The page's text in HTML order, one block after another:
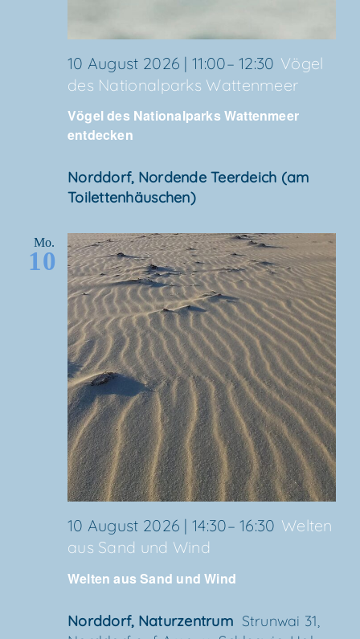
Vögel des Natio­nal­parks Wat­ten­meer
entdecken
10 August 2026 | 11:00–12:30 Vögel
des Natio­nal­parks Wattenmeer
Nord­dorf, Nor­den­de Teer­deich (am
Toilettenhäuschen)
Mo.
10
Wel­ten aus Sand und Wind
10 August 2026 | 14:30–16:30 Wel­ten
aus Sand und Wind
Nord­dorf, Naturzentrum Strun­wai 31,